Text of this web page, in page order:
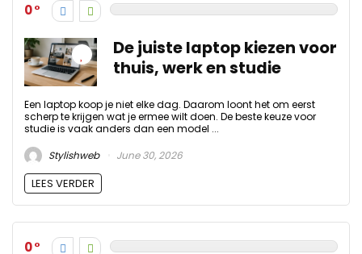
0
De juiste laptop kiezen voor
thuis, werk en studie
Een laptop koop je niet elke dag. Daarom loont het om eerst
scherp te krijgen wat je ermee wilt doen. De beste keuze voor
studie is vaak anders dan een model ...
Stylishweb
June 30, 2026
LEES VERDER
0